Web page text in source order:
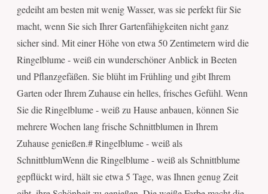
gedeiht am besten mit wenig Wasser, was sie perfekt für Sie
macht, wenn Sie sich Ihrer Gartenfähigkeiten nicht ganz
sicher sind. Mit einer Höhe von etwa 50 Zentimetern wird die
Ringelblume - weiß ein wunderschöner Anblick in Beeten
und Pflanzgefäßen. Sie blüht im Frühling und gibt Ihrem
Garten oder Ihrem Zuhause ein helles, frisches Gefühl. Wenn
Sie die Ringelblume - weiß zu Hause anbauen, können Sie
mehrere Wochen lang frische Schnittblumen in Ihrem
Zuhause genießen.# Ringelblume - weiß als
SchnittblumWenn die Ringelblume - weiß als Schnittblume
gepflückt wird, hält sie etwa 5 Tage, was Ihnen genug Zeit